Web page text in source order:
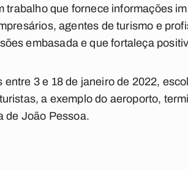
trabalho que fornece informações
agentes de turismo e
embasada e que fortaleça
3 e 18 de janeiro de 2022,
a exemplo do aeroporto,
de João Pessoa.